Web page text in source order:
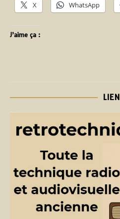
X WhatsApp
J’aime ça :
LIEN